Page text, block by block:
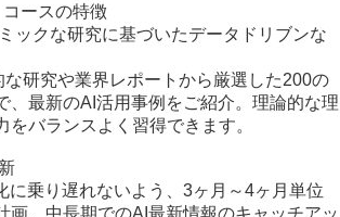
ースの特徴
ックな研究に基づいたデータドリブンな
研究や業界レポートから厳選した200の
、最新のAI活用事例をご紹介。理論的な理
をバランスよく習得できます。
に乗り遅れないよう、3ヶ月～4ヶ月単位
画。中長期でのAI最新情報のキャッチアッ